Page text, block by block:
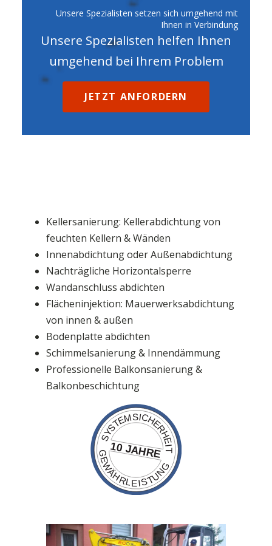
Unsere Spezialisten setzen sich umgehend mit
Ihnen in Verbindung
Unsere Spezialisten helfen Ihnen
umgehend bei Ihrem Problem
JETZT ANFORDERN
Kellersanierung: Kellerabdichtung von
feuchten Kellern & Wänden
Innenabdichtung oder Außenabdichtung
Nachträgliche Horizontalsperre
Wandanschluss abdichten
Flächeninjektion: Mauerwerksabdichtung
von innen & außen
Bodenplatte abdichten
Schimmelsanierung & Innendämmung
Professionelle Balkonsanierung &
Balkonbeschichtung